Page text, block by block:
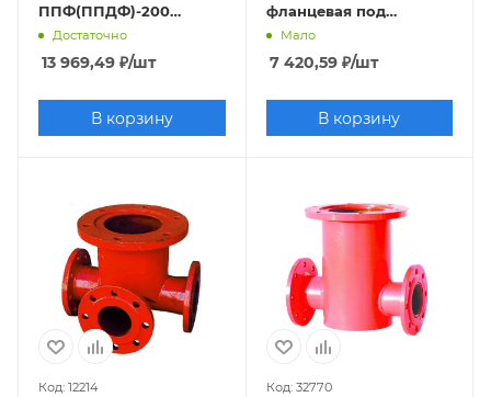
ППФ(ППДФ)-200
(сталь) Ру10
Достаточно
13 969,49 ₽/шт
В корзину
фланцевая под
гидрант ППФО-100
(сталь) Ру10
Мало
7 420,59₽/шт
В корзину
Код: 12214 Код: 32770